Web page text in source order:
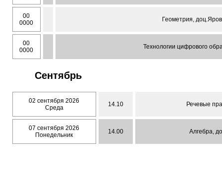
00
0000
Геометрия,
00
0000
Технологии цифрового
Сентябрь
02 сентября 2026
Среда
14.10 Речевые
07 сентября 2026
Понедельник
14.00 Алгебра,